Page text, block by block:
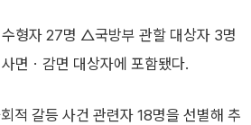
형자 27명 △국방부 관할 대상자 3명
면ㆍ감면 대상자에 포함됐다.
적 갈등 사건 관련자 18명을 선별해 추